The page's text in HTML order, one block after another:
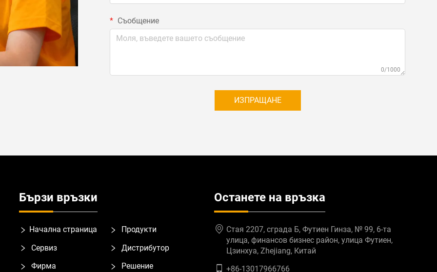
Съобщение
0/1000
ИЗПРАЩАНЕ
Бързи връзки
Начална страница
Продукти
Сервиз
Дистрибутор
Фирма
Решение
Останете на връзка
Стая 2207, сграда Б, Футиен Гинза, № 99, 6-та
улица, финансов бизнес район, улица Футиен,
Цзинхуа, Zhejiang, Китай
+86-13017966766